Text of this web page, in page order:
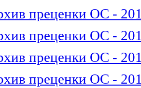
преценки ОС -
преценки ОС -
преценки ОС -
преценки ОС -